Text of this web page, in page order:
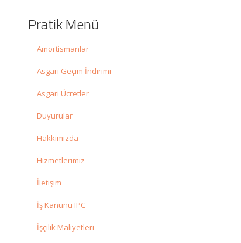
Pratik Menü
Amortismanlar
Asgari Geçim İndirimi
Asgari Ücretler
Duyurular
Hakkımızda
Hizmetlerimiz
İletişim
İş Kanunu IPC
İşçilik Maliyetleri